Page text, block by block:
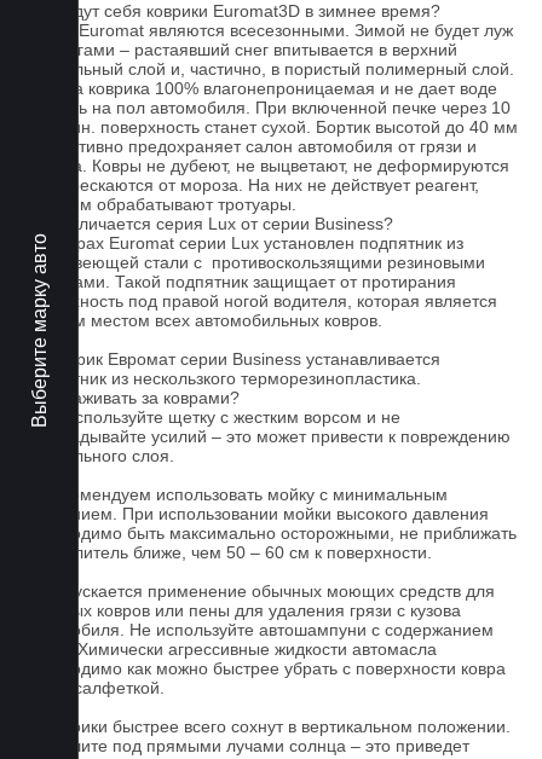
Выберите марку авто
Как ведут себя коврики Euromat3D в зимнее время?
Ковры Euromat являются всесезонными. Зимой не будет луж
под ногами – растаявший снег впитывается в верхний
текстильный слой и, частично, в пористый полимерный слой.
Основа коврика 100% влагонепроницаемая и не дает воде
попасть на пол автомобиля. При включенной печке через 10
- 15 мин. поверхность станет сухой. Бортик высотой до 40 мм
эффективно предохраняет салон автомобиля от грязи и
мусора. Ковры не дубеют, не выцветают, не деформируются
и не трескаются от мороза. На них не действует реагент,
которым обрабатывают тротуары.
Чем отличается серия Lux от серии Business?
На коврах Euromat серии Lux установлен подпятник из
нержавеющей стали с противоскользящими резиновыми
вставками. Такой подпятник защищает от протирания
поверхность под правой ногой водителя, которая является
слабым местом всех автомобильных ковров.
На коврик Евромат серии Business устанавливается
подпятник из нескользкого терморезинопластика.
Как ухаживать за коврами?
1.Не используйте щетку с жестким ворсом и не
прикладывайте усилий – это может привести к повреждению
текстильного слоя.
2. Рекомендуем использовать мойку с минимальным
давлением. При использовании мойки высокого давления
необходимо быть максимально осторожными, не приближать
распылитель ближе, чем 50 – 60 см к поверхности.
3. Допускается применение обычных моющих средств для
бытовых ковров или пены для удаления грязи с кузова
автомобиля. Не используйте автошампуни с содержанием
воска! Химически агрессивные жидкости автомасла
необходимо как можно быстрее убрать с поверхности ковра
сухой салфеткой.
4. Коврики быстрее всего сохнут в вертикальном положении.
Не сушите под прямыми лучами солнца – это приведет